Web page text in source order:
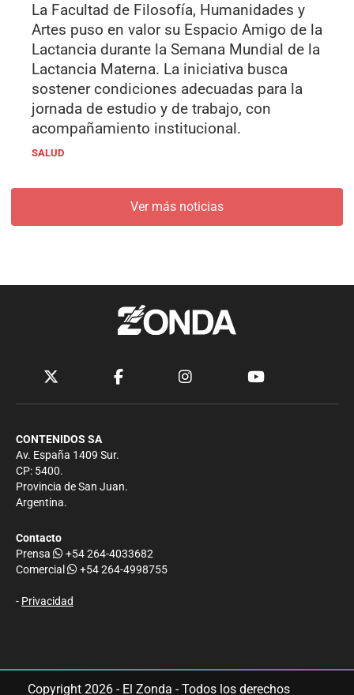
La Facultad de Filosofía, Humanidades y
Artes puso en valor su Espacio Amigo de la
Lactancia durante la Semana Mundial de la
Lactancia Materna. La iniciativa busca
sostener condiciones adecuadas para la
jornada de estudio y de trabajo, con
acompañamiento institucional.
SALUD
Ver más noticias
CONTENIDOS SA
Av. España 1409 Sur.
CP: 5400.
Provincia de San Juan.
Argentina.
Contacto
Prensa
+54 264-4033682
Comercial
+54 264-4998755
- Privacidad
Copyright 2026 - El Zonda - Todos los derechos